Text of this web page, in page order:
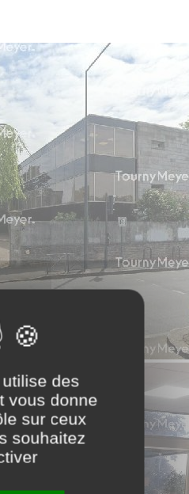
des
vous donne
sur ceux
souhaitez